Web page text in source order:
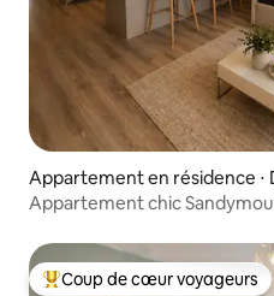
Appartement en résidence ⋅
Appartement chic
Coups de cœur voyageurs les
Coup de cœur voyageurs